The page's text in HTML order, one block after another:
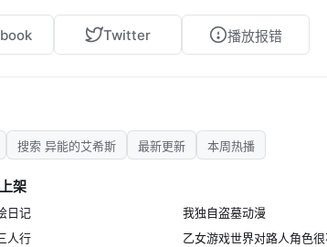
Twitter 播放报错
搜索 异能的艾希斯 最新更新 本周热播
架
日记
我独自盗墓动漫
人行